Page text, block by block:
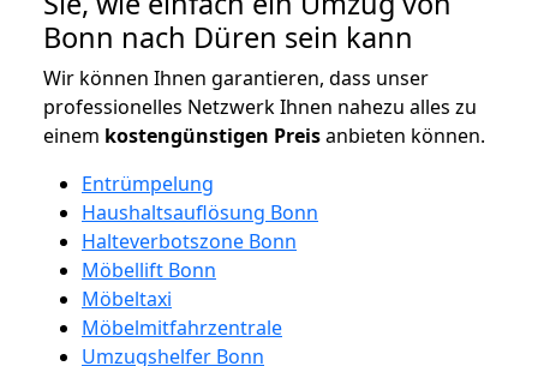
Bonn nach Düren sein kann
Wir können Ihnen garantieren, dass unser
professionelles Netzwerk Ihnen nahezu alles zu
einem kostengünstigen Preisanbieten können.
Entrümpelung
Haushaltsauflösung Bonn
Halteverbotszone Bonn
Möbellift Bonn
Möbeltaxi
Möbelmitfahrzentrale
Umzugshelfer Bonn